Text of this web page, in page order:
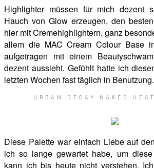
Highlighter müssen für mich dezent
Hauch von Glow erzeugen, den
hier mit Cremehighlightern, ganz
allem die MAC Cream Colour Base
aufgetragen mit einem
dezent aussieht. Gefühlt hatte ich
letzten Wochen fast täglich in Benutzung.
URBAN DECAY NAKED
Diese Palette war einfach Liebe auf
ich so lange gewartet habe, um
kann ich bis heute nicht verstehen.